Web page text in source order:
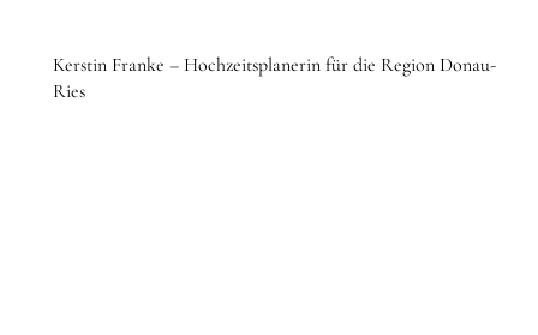
Kerstin Franke – Hochzeitsplanerin für die Region Donau-
Ries